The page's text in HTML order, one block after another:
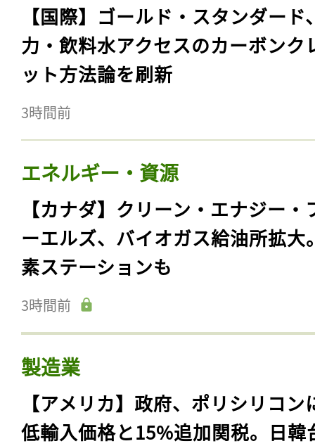
【国際】ゴールド・スタンダード
力・飲料水アクセスのカーボンク
ット方法論を刷新
3時間前
エネルギー・資源
【カナダ】クリーン・エナジー・
ーエルズ、バイオガス給油所拡大
素ステーションも
3時間前
製造業
【アメリカ】政府、ポリシリコン
低輸入価格と15%追加関税。日韓